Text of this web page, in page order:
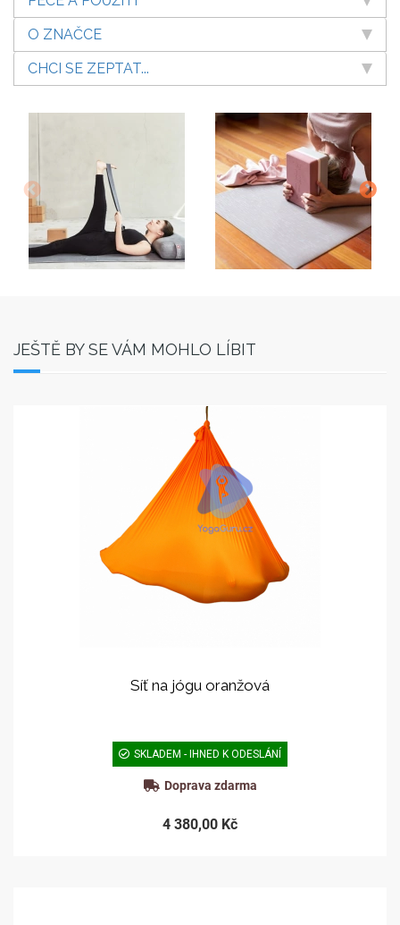
O ZNAČCE
CHCI SE ZEPTAT...
JEŠTĚ BY SE VÁM MOHLO LÍBIT
Síť na jógu oranžová
SKLADEM - IHNED K ODESLÁNÍ
Doprava zdarma
4 380,00 Kč